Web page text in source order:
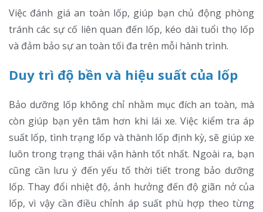
Việc đánh giá an toàn lốp, giúp bạn chủ động phòng
tránh các sự cố liên quan đến lốp, kéo dài tuổi thọ lốp
và đảm bảo sự an toàn tối đa trên mỗi hành trình.
Duy trì độ bền và hiệu suất của lốp
Bảo dưỡng lốp không chỉ nhằm mục đích an toàn, mà
còn giúp bạn yên tâm hơn khi lái xe. Việc kiểm tra áp
suất lốp, tình trạng lốp và thành lốp định kỳ, sẽ giúp xe
luôn trong trạng thái vận hành tốt nhất. Ngoài ra, bạn
cũng cần lưu ý đến yếu tố thời tiết trong bảo dưỡng
lốp. Thay đổi nhiệt độ, ảnh hưởng đến độ giãn nở của
lốp, vì vậy cần điều chỉnh áp suất phù hợp theo từng